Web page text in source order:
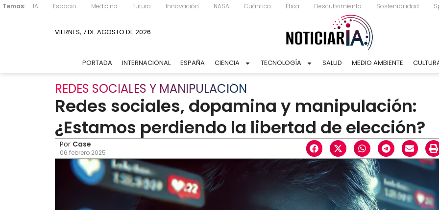
Temas: IA Espacio Medicina Futuro Innovación NASA Cuántica Ética Descubrimiento Sostenibilidad
VIERNES, 7 DE AGOSTO DE 2026
PORTADA INTERNACIONAL ESPAÑA CIENCIA TECNOLOGÍA SALUD MEDIO AMBIENTE
REDES SOCIALES Y MANIPULACIÓN
Redes sociales, dopamina y manipulación:
¿Estamos perdiendo la libertad de elección?
Por Case
06 febrero 2025